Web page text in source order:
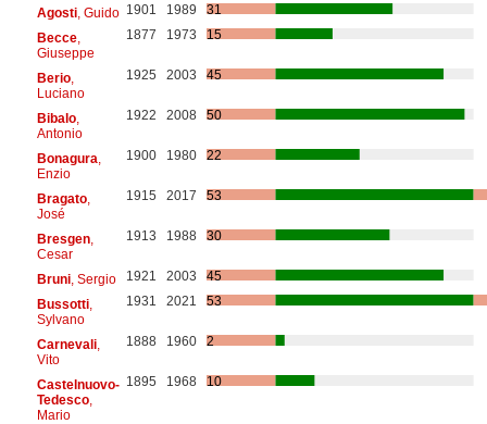
Agosti, Guido 1901 1989
31
Becce,
Giuseppe
1877 1973 15
Berio,
Luciano
1925 2003 45
Bibalo,
Antonio
1922 2008 50
Bonagura
Enzio
1900 1980 22
Bragato,
José
1915 2017 53
Bresgen,
Cesar
1913 1988 30
Bruni, Sergio 1921 2003
45
Bussotti,
Sylvano
1931 2021 53
Carnevali,
Vito
1888 1960 2
Castelnuovo-
Tedesco,
Mario
1895 1968 10